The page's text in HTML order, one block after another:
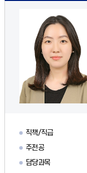
직책/직급
주전공
담당과목